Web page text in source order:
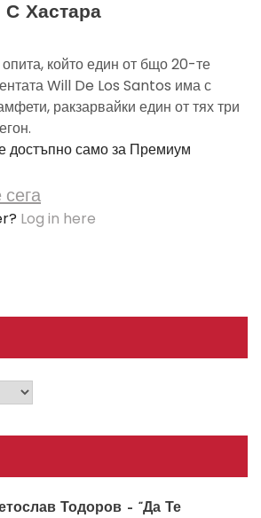
С Хастара
който един от бщо 20-те
Will De Los Santos има с
ракзарвайки един от тях три
достъпно само за Премиум
Log in here
Тодоров – “Да Те